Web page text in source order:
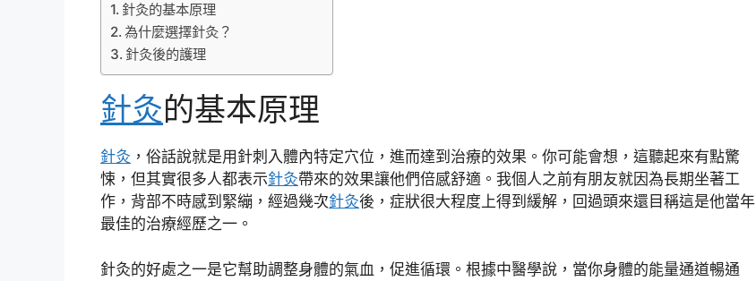
針灸的基本原理
為什麼選擇針灸？
針灸後的護理
針灸的基本原理
針灸 ，俗話說就是用針刺入體內特定穴位，進而達到治療的效果。你可能會想，這聽起來有點驚
悚，但其實很多人都表示針灸帶來的效果讓他們倍感舒適。我個人之前有朋友就因為長期坐著工
作，背部不時感到緊繃，經過幾次針灸後，症狀很大程度上得到緩解，回過頭來還目稱這是他當年
最佳的治療經歷之一。
針灸的好處之一是它幫助調整身體的氣血，促進循環。根據中醫學說，當你身體的能量通道暢通